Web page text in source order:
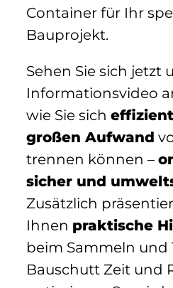
Container für Ihr
Bauprojekt.
Sehen Sie sich jetzt
Informationsvideo
wie Sie sich
großen Aufwand
trennen können –
sicher und
Zusätzlich
Ihnen praktische
beim Sammeln und
Bauschutt Zeit und